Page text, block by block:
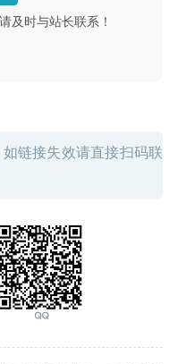
及时与站长联系！
链接失效请直接扫码联